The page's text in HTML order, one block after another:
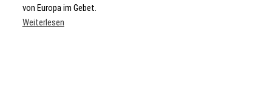
von Europa im Gebet.
Weiterlesen